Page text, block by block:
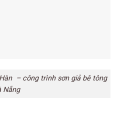
– công trình sơn giả bê tông
Nẵng